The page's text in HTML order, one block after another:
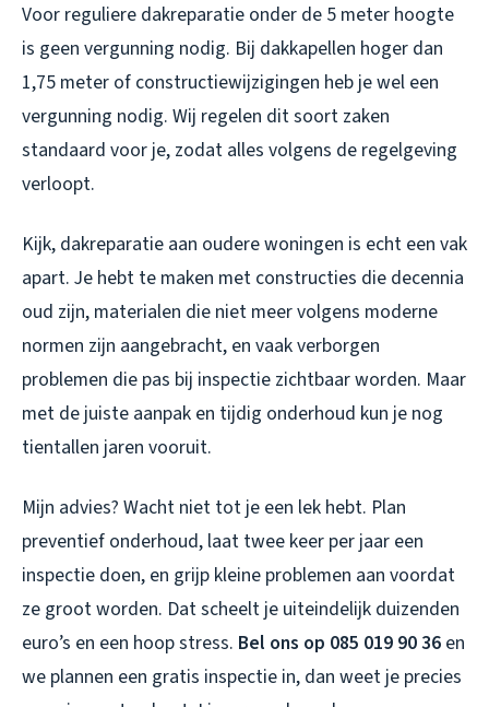
Voor reguliere dakreparatie onder de 5 meter hoogte
is geen vergunning nodig. Bij dakkapellen hoger dan
1,75 meter of constructiewijzigingen heb je wel een
vergunning nodig. Wij regelen dit soort zaken
standaard voor je, zodat alles volgens de regelgeving
verloopt.
Kijk, dakreparatie aan oudere woningen is echt een vak
apart. Je hebt te maken met constructies die decennia
oud zijn, materialen die niet meer volgens moderne
normen zijn aangebracht, en vaak verborgen
problemen die pas bij inspectie zichtbaar worden. Maar
met de juiste aanpak en tijdig onderhoud kun je nog
tientallen jaren vooruit.
Mijn advies? Wacht niet tot je een lek hebt. Plan
preventief onderhoud, laat twee keer per jaar een
inspectie doen, en grijp kleine problemen aan voordat
ze groot worden. Dat scheelt je uiteindelijk duizenden
euro’s en een hoop stress. Bel ons op 085 019 90 36 en
we plannen een gratis inspectie in, dan weet je precies